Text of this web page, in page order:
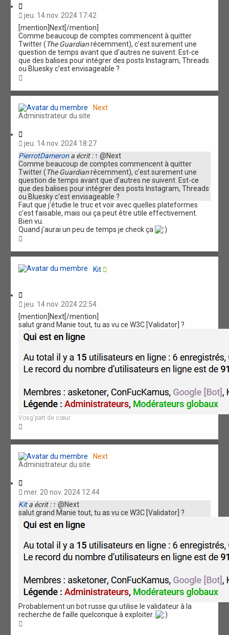
C
t
a
t
i
o
n
jeu. 14 nov. 2024 17:42
[mention]Next[/mention]
Comme beaucoup de comptes commencent à quitter
Twitter (The Guardianrécemment), c'est surement une
question de temps avant que d'autres ne suivent. Est-ce
que des balises pour intégrer des posts Instagram, Threads
ou Bluesky c'est envisageable ?
u
Next
Administrateur du site
C
t
a
t
i
o
n
jeu. 14 nov. 2024 18:27
PierrotDameron a écrit : ↑ @Next
Comme beaucoup de comptes commencent à quitter
Twitter (The Guardianrécemment), c'est surement une
question de temps avant que d'autres ne suivent. Est-ce
que des balises pour intégrer des posts Instagram, Threads
ou Bluesky c'est envisageable ?
Faut que j'étudie le truc et voir avec quelles plateformes
c'est faisable, mais oui ça peut être utile effectivement.
Bien vu.
Quand j'aurai un peu de temps je check ça
u
Kit
C
t
a
t
i
o
jeu. 14 nov. 2024 22:54
[mention]Next[/mention]
salut grand Manie tout, tu as vu ce W3C [Validator] ?
Vosg'patt de cœur
u
Next
Administrateur du site
C
a
t
i
o
mer. 20 nov. 2024 12:44
Kita écrit : ↑ @Next
salut grand Manie tout, tu as vu ce W3C [Validator] ?
Probablement un bot russe qui utilise le validateur à la
recherche de faille quelconque à exploiter.